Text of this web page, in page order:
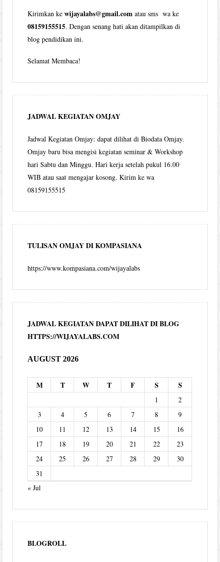
Kirimkan kewijayalabs@gmail.com atau sms wa ke
08159155515. Dengan senang hati akan ditampilkan di
blog pendidikan ini.
Selamat Membaca!
JADWAL KEGIATAN OMJAY
Jadwal Kegiatan Omjay: dapat dilihat di Biodata Omjay.
Omjay baru bisa mengisi kegiatan seminar & Workshop
hari Sabtu dan Minggu. Hari kerja setelah pukul 16.00
WIB atau saat mengajar kosong. Kirim ke wa
08159155515
TULISAN OMJAY DI KOMPASIANA
https://www.kompasiana.com/wijayalabs
JADWAL KEGIATAN DAPAT DILIHAT DI BLOG
HTTPS://WIJAYALABS.COM
AUGUST 2026
M T W T F S S
1
2
3
4 5 6 7 8
9
10
11 12 13 14 15
16
17
18 19 20 21 22
23
24
25 26 27 28 29
30
31
« Jul
BLOGROLL